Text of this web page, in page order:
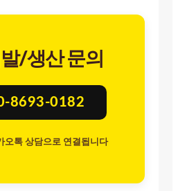
/생산 문의
8693-0182
오톡 상담으로 연결됩니다